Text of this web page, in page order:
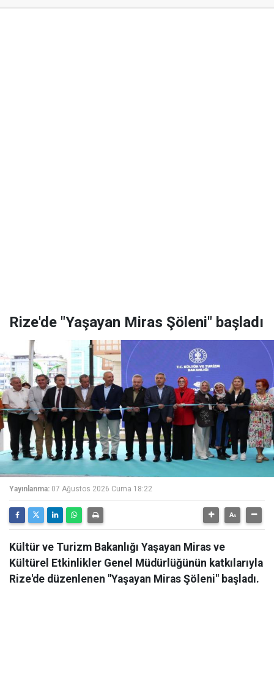
Rize'de "Yaşayan Miras Şöleni" başladı
Yayınlanma: 07 Ağustos 2026 Cuma 18:22
Kültür ve Turizm Bakanlığı Yaşayan Miras ve
Kültürel Etkinlikler Genel Müdürlüğünün katkılarıyla
Rize'de düzenlenen "Yaşayan Miras Şöleni" başladı.